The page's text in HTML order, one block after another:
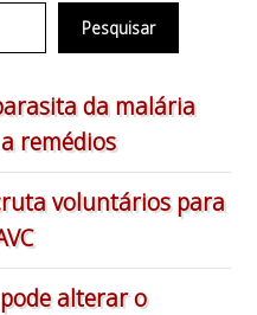
Pesquisar
da malária
remédios
voluntários para
alterar o